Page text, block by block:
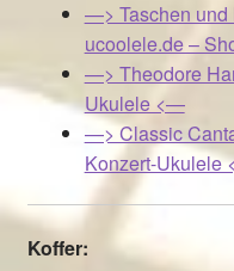
—> Taschen
ucoolele.de –
—> Theodore
Ukulele <—
—> Classic
Konzert-Ukulele
Koffer: